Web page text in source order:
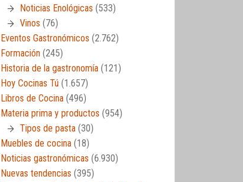
Noticias Enológicas (533)
Vinos (76)
Eventos Gastronómicos (2.762)
Formación (245)
Historia de la gastronomía (121)
Hoy Cocinas Tú (1.657)
Libros de Cocina (496)
Materia prima y productos (954)
Tipos de pasta (30)
Muebles de cocina (18)
Noticias gastronómicas (6.930)
Nuevas tendencias (395)